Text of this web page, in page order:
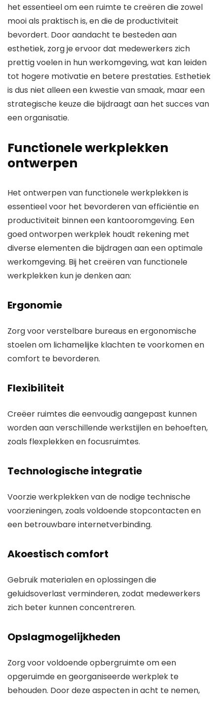
het essentieel om een ruimte te creëren die zowel
mooi als praktisch is, en die de productiviteit
bevordert. Door aandacht te besteden aan
esthetiek, zorg je ervoor dat medewerkers zich
prettig voelen in hun werkomgeving, wat kan leiden
tot hogere motivatie en betere prestaties. Esthetiek
is dus niet alleen een kwestie van smaak, maar een
strategische keuze die bijdraagt aan het succes van
een organisatie.
Functionele werkplekken
ontwerpen
Het ontwerpen van functionele werkplekken is
essentieel voor het bevorderen van efficiëntie en
productiviteit binnen een kantooromgeving. Een
goed ontworpen werkplek houdt rekening met
diverse elementen die bijdragen aan een optimale
werkomgeving. Bij het creëren van functionele
werkplekken kun je denken aan:
Ergonomie
Zorg voor verstelbare bureaus en ergonomische
stoelen om lichamelijke klachten te voorkomen en
comfort te bevorderen.
Flexibiliteit
Creëer ruimtes die eenvoudig aangepast kunnen
worden aan verschillende werkstijlen en behoeften,
zoals flexplekken en focusruimtes.
Technologische integratie
Voorzie werkplekken van de nodige technische
voorzieningen, zoals voldoende stopcontacten en
een betrouwbare internetverbinding.
Akoestisch comfort
Gebruik materialen en oplossingen die
geluidsoverlast verminderen, zodat medewerkers
zich beter kunnen concentreren.
Opslagmogelijkheden
Zorg voor voldoende opbergruimte om een
opgeruimde en georganiseerde werkplek te
behouden. Door deze aspecten in acht te nemen,